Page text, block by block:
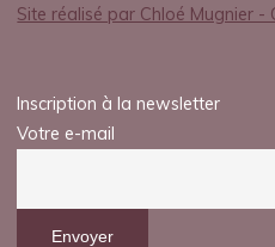
Site réalisé par Chloé Mugnier -
Inscription à la newsletter
Votre e-mail